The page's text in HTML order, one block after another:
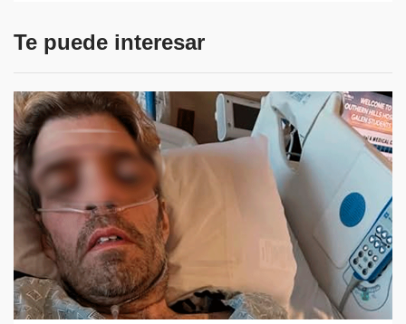
Te puede interesar